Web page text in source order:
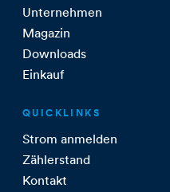
Unternehmen
Magazin
Downloads
Einkauf
QUICKLINKS
Strom anmelden
Zählerstand
Kontakt